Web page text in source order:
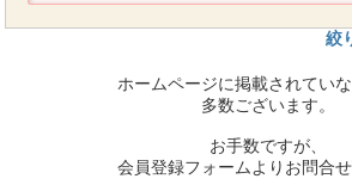
絞
ホームページに掲載されてい
多数ございます。
お手数ですが、
会員登録フォームよりお問合せ